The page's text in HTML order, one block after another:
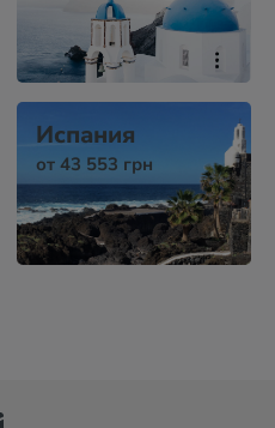
Испания
от 43 553 грн